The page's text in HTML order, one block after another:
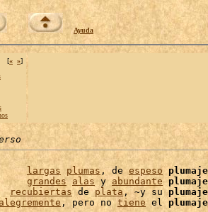
Ayuda
[« »]
largas plumas , de espeso
plumaje
grandes alas y abundante
plumaje
recubiertas de plata, ~y su plumaje
, pero no tiene el plumaje